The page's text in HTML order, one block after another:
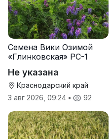
Семена Вики Озимой
«Глинковская» РС-1
Не указана
Краснодарский край
3 авг 2026, 09:24 • 92